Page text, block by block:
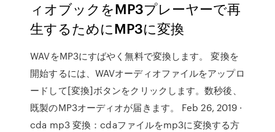
ィオブックをMP3プレーヤーで再
生するためにMP3に変換
WAVをMP3にすばやく無料で変換します。 変換を
開始するには、WAVオーディオファイルをアップロ
ードして[変換]ボタンをクリックします。数秒後、
既製のMP3オーディオが届きます。 Feb 26, 2019 ·
cda mp3 変換：cdaファイルをmp3に変換する方